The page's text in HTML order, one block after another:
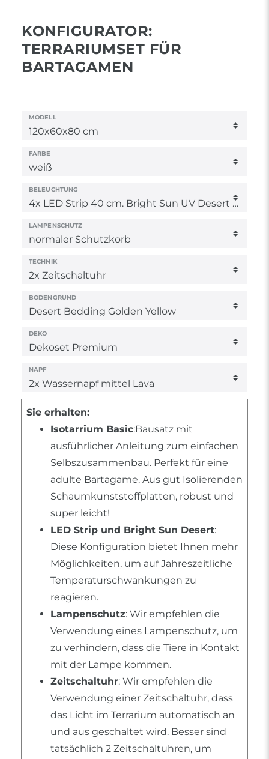
KONFIGURATOR:
TERRARIUMSET FÜR
BARTAGAMEN
MODELL
FARBE
BELEUCHTUNG
LAMPENSCHUTZ
TECHNIK
BODENGRUND
DEKO
NAPF
Sie erhalten:
Isotarrium Basic:Bausatz mit
ausführlicher Anleitung zum einfachen
Selbszusammenbau. Perfekt für eine
adulte Bartagame. Aus gut Isolierenden
Schaumkunststoffplatten, robust und
super leicht!
LED Strip und Bright Sun Desert:
Diese Konfiguration bietet Ihnen mehr
Möglichkeiten, um auf Jahreszeitliche
Temperaturschwankungen zu
reagieren.
Lampenschutz: Wir empfehlen die
Verwendung eines Lampenschutz, um
zu verhindern, dass die Tiere in Kontakt
mit der Lampe kommen.
Zeitschaltuhr: Wir empfehlen die
Verwendung einer Zeitschaltuhr, dass
das Licht im Terrarium automatisch an
und aus geschaltet wird. Besser sind
tatsächlich 2 Zeitschaltuhren, um